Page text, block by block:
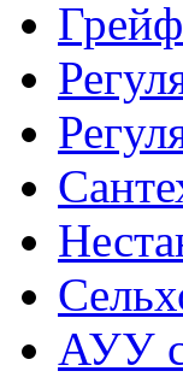
АУУ